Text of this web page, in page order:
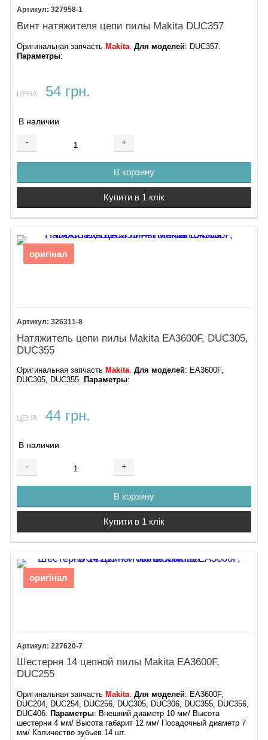
327958-1
Винт натяжителя цепи пилы Makita DUC357
Оригинальная запчасть Makita .Для моделей: DUC357.
Параметры:
ЦЕНА: 54 грн.
В наличии
- +
В корзину
Купити в 1 клік
оригінал
326311-8
Натяжитель цепи пилы Makita EA3600F, DUC305,
DUC355
Оригинальная запчасть Makita.Для моделей: EA3600F,
DUC305, DUC355. Параметры:
ЦЕНА: 44 грн.
В наличии
- +
В корзину
Купити в 1 клік
оригінал
227620-7
Шестерня 14 цепной пилы Makita EA3600F,
DUC255
Оригинальная запчасть Makita.Для моделей: EA3600F,
DUC204, DUC254, DUC256, DUC305, DUC306, DUC355, DUC356,
DUC406. Параметры: Внешний диаметр 10 мм/ Высота
шестерни 4 мм/ Высота габарит 12 мм/ Посадочный диаметр 7
мм/ Количество зубьев 14 шт.